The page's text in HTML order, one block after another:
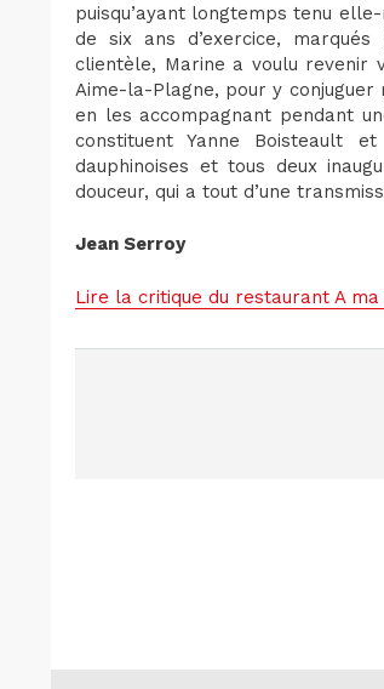
puisqu’ayant longtemps tenu
de six ans d’exercice,
clientèle, Marine a voulu
Aime-la-Plagne, pour y
en les accompagnant pendant
constituent Yanne Boisteault
dauphinoises et tous deux
douceur, qui a tout d’une
Jean Serroy
Lire la critique du restaurant A ma